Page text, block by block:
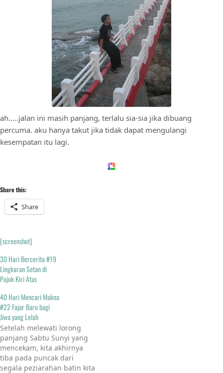
ah…..jalan ini masih panjang, terlalu sia-sia jika dibuang
percuma. aku hanya takut jika tidak dapat mengulangi
kesempatan itu lagi.
Share this:
Share
[screenshot]
30 Hari Bercerita #19
Lingkaran Setan di
Pojok Kiri Atas
40 Hari Mencari Makna
#22 Fajar Baru bagi
Jiwa yang Lelah
Setelah melewati lorong
panjang Sabtu Sunyi yang
mencekam, kita akhirnya
tiba pada puncak dari
segala peziarahan batin kita